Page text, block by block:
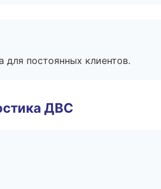
для постоянных клиентов.
ДВС